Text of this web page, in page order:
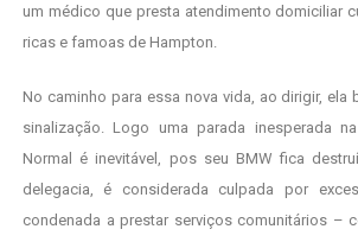
um médico que presta atendimento domiciliar
ricas e famoas de Hampton.
No caminho para essa nova vida, ao dirigir, ela
sinalização. Logo uma parada inesperada
Normal é inevitável, pos seu BMW fica
delegacia, é considerada culpada por
condenada a prestar serviços comunitários –